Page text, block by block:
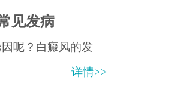
见发病
呢？白癜风的发
详情>>